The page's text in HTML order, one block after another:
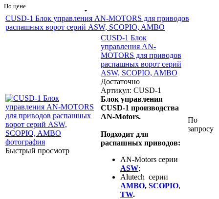
По цене
CUSD-1 Блок управления AN-MOTORS для приводов
распашных ворот серий ASW, SCOPIO, AMBO
Быстрый просмотр
CUSD-1 Блок
управления AN-
MOTORS для приводов
распашных ворот серий
ASW, SCOPIO, AMBO
Достаточно
Артикул: CUSD-1
Блок управления
CUSD-1 производства
AN-Motors.
Подходит для
распашных приводов:
AN-Motors серии
ASW;
Alutech серии
AMBO, SCOPIO,
TW.
По
запросу